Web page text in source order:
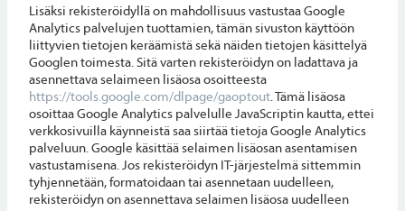
Lisäksi rekisteröidyllä on mahdollisuus vastustaa Google
Analytics palvelujen tuottamien, tämän sivuston käyttöön
liittyvien tietojen keräämistä sekä näiden tietojen käsittelyä
Googlen toimesta. Sitä varten rekisteröidyn on ladattava ja
asennettava selaimeen lisäosa osoitteesta
https://tools.google.com/dlpage/gaoptout . Tämä lisäosa
osoittaa Google Analytics palvelulle JavaScriptin kautta, ettei
verkkosivuilla käynneistä saa siirtää tietoja Google Analytics
palveluun. Google käsittää selaimen lisäosan asentamisen
vastustamisena. Jos rekisteröidyn IT-järjestelmä sittemmin
tyhjennetään, formatoidaan tai asennetaan uudelleen,
rekisteröidyn on asennettava selaimen lisäosa uudelleen